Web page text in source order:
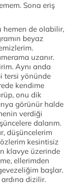
Sona eriş
hemen de olabilir,
beyaz
uzanır.
Aynı anda
tersi yönünde
kendime
onu dik
görünür halde
verdiği
dalarım.
düşüncelerim
kesintisiz
klavye üzerinde
ellerimden
başlar.
ardına dizilir.